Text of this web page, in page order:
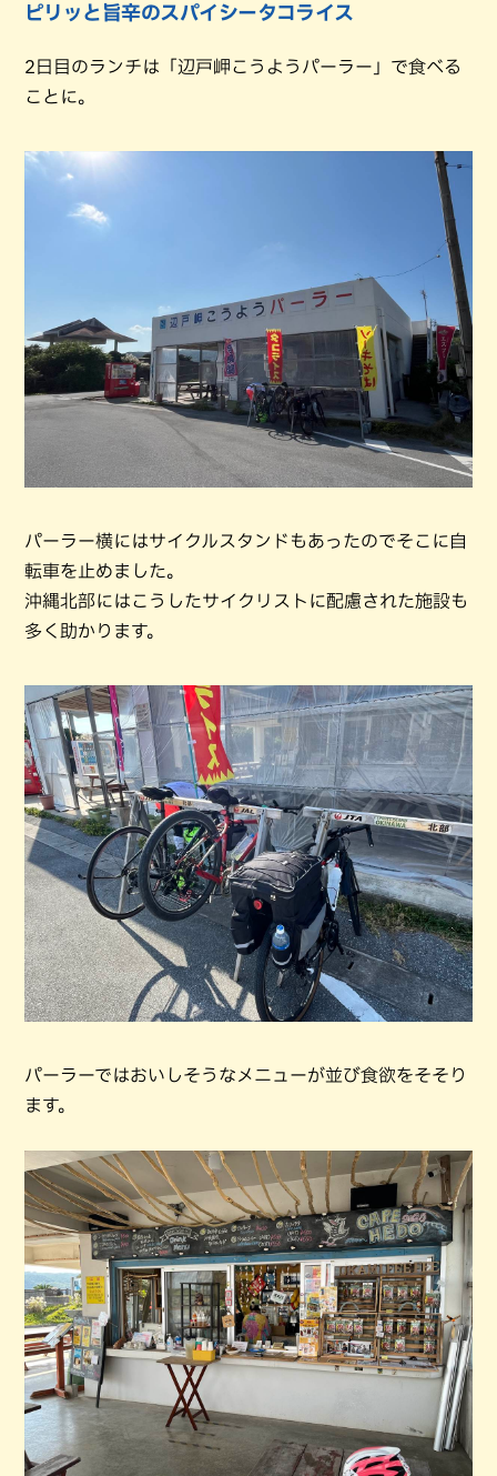
ピリッと旨辛のスパイシータコライス
2日目のランチは「辺戸岬こうようパーラー」で食べる
ことに。
パーラー横にはサイクルスタンドもあったのでそこに自
転車を止めました。
沖縄北部にはこうしたサイクリストに配慮された施設も
多く助かります。
パーラーではおいしそうなメニューが並び食欲をそそり
ます。